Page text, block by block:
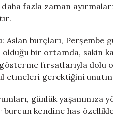
fazla zaman
Aslan burçları,
bir ortamda, sakin
fırsatlarıyla dolu
etmeleri gerektiğini
günlük yaşamınıza
burcun kendine has